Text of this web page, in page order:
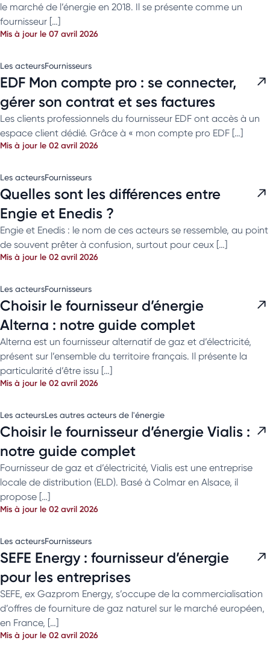
le marché de l’énergie en 2018. Il se présente comme un
fournisseur […]
Mis à jour le 07 avril 2026
Les acteursFournisseurs
EDF Mon compte pro : se connecter,
gérer son contrat et ses factures
Les clients professionnels du fournisseur EDF ont accès à un
espace client dédié. Grâce à « mon compte pro EDF […]
Mis à jour le 02 avril 2026
Les acteursFournisseurs
Quelles sont les différences entre
Engie et Enedis ?
Engie et Enedis : le nom de ces acteurs se ressemble, au point
de souvent prêter à confusion, surtout pour ceux […]
Mis à jour le 02 avril 2026
Les acteursFournisseurs
Choisir le fournisseur d’énergie
Alterna : notre guide complet
Alterna est un fournisseur alternatif de gaz et d’électricité,
présent sur l’ensemble du territoire français. Il présente la
particularité d’être issu […]
Mis à jour le 02 avril 2026
Les acteursLes autres acteurs de l'énergie
Choisir le fournisseur d’énergie Vialis :
notre guide complet
Fournisseur de gaz et d’électricité, Vialis est une entreprise
locale de distribution (ELD). Basé à Colmar en Alsace, il
propose […]
Mis à jour le 02 avril 2026
Les acteursFournisseurs
SEFE Energy : fournisseur d’énergie
pour les entreprises
SEFE, ex Gazprom Energy, s’occupe de la commercialisation
d’offres de fourniture de gaz naturel sur le marché européen,
en France, […]
Mis à jour le 02 avril 2026